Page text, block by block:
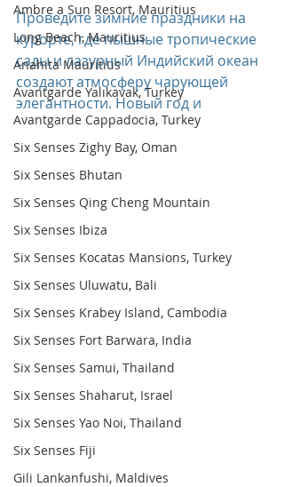
Ambre a Sun Resort, Mauritius
Long Beach, Mauritius
Anahita Mauritius
Avantgarde Yalıkavak, Turkey
Avantgarde Cappadocia, Turkey
Six Senses Zighy Bay, Oman
Six Senses Bhutan
Six Senses Qing Cheng Mountain
Six Senses Ibiza
Six Senses Kocatas Mansions, Turkey
Six Senses Uluwatu, Bali
Six Senses Krabey Island, Cambodia
Six Senses Fort Barwara, India
Six Senses Samui, Thailand
Six Senses Shaharut, Israel
Six Senses Yao Noi, Thailand
Six Senses Fiji
Gili Lankanfushi, Maldives
Проведите зимние праздники на
курорте, где пышные тропические
сады и лазурный Индийский океан
создают атмосферу чарующей
элегантности. Новый год и